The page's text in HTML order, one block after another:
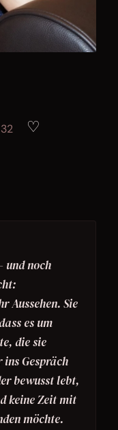
32 ♡
und noch
Aussehen. Sie
es um
die sie
Gespräch
bewusst lebt,
keine Zeit mit
möchte.